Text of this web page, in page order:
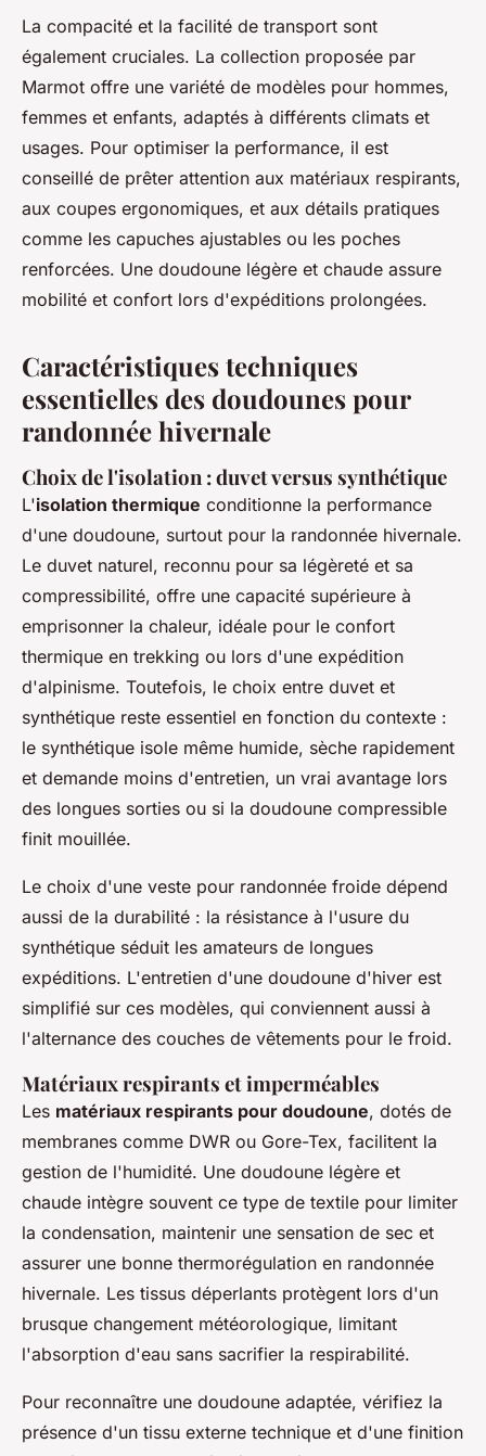
La compacité et la facilité de transport sont
également cruciales. La collection proposée par
Marmot offre une variété de modèles pour hommes,
femmes et enfants, adaptés à différents climats et
usages. Pour optimiser la performance, il est
conseillé de prêter attention aux matériaux respirants,
aux coupes ergonomiques, et aux détails pratiques
comme les capuches ajustables ou les poches
renforcées. Une doudoune légère et chaude assure
mobilité et confort lors d'expéditions prolongées.
Caractéristiques techniques
essentielles des doudounes pour
randonnée hivernale
Choix de l'isolation : duvet versus synthétique
L'isolation thermique conditionne la performance
d'une doudoune, surtout pour la randonnée hivernale.
Le duvet naturel, reconnu pour sa légèreté et sa
compressibilité, offre une capacité supérieure à
emprisonner la chaleur, idéale pour le confort
thermique en trekking ou lors d'une expédition
d'alpinisme. Toutefois, le choix entre duvet et
synthétique reste essentiel en fonction du contexte :
le synthétique isole même humide, sèche rapidement
et demande moins d'entretien, un vrai avantage lors
des longues sorties ou si la doudoune compressible
finit mouillée.
Le choix d'une veste pour randonnée froide dépend
aussi de la durabilité : la résistance à l'usure du
synthétique séduit les amateurs de longues
expéditions. L'entretien d'une doudoune d'hiver est
simplifié sur ces modèles, qui conviennent aussi à
l'alternance des couches de vêtements pour le froid.
Matériaux respirants et imperméables
Les matériaux respirants pour doudoune, dotés de
membranes comme DWR ou Gore-Tex, facilitent la
gestion de l'humidité. Une doudoune légère et
chaude intègre souvent ce type de textile pour limiter
la condensation, maintenir une sensation de sec et
assurer une bonne thermorégulation en randonnée
hivernale. Les tissus déperlants protègent lors d'un
brusque changement météorologique, limitant
l'absorption d'eau sans sacrifier la respirabilité.
Pour reconnaître une doudoune adaptée, vérifiez la
présence d'un tissu externe technique et d'une finition